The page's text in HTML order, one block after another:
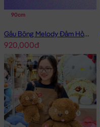
90cm
Gấu Bông Melody Đầm Hồng Cổ Sen Đeo Nơ
920,000đ